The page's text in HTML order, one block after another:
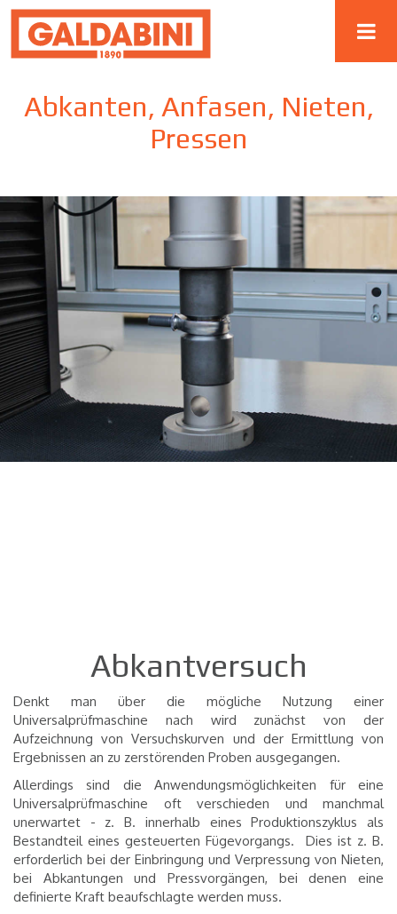
Abkanten, Anfasen, Nieten,
Pressen
Abkantversuch
Denkt man über die mögliche Nutzung einer
Universalprüfmaschine nach wird zunächst von der
Aufzeichnung von Versuchskurven und der Ermittlung von
Ergebnissen an zu zerstörenden Proben ausgegangen.
Allerdings sind die Anwendungsmöglichkeiten für eine
Universalprüfmaschine oft verschieden und manchmal
unerwartet - z. B. innerhalb eines Produktionszyklus als
Bestandteil eines gesteuerten Fügevorgangs. Dies ist z. B.
erforderlich bei der Einbringung und Verpressung von Nieten,
bei Abkantungen und Pressvorgängen, bei denen eine
definierte Kraft beaufschlagte werden muss.